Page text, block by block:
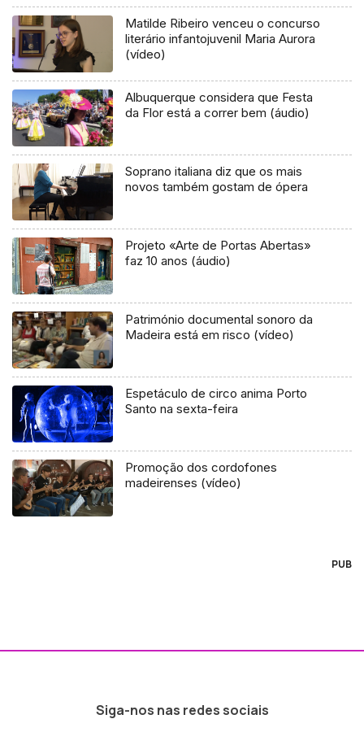
Matilde Ribeiro venceu o concurso
literário infantojuvenil Maria Aurora
(vídeo)
Albuquerque considera que Festa
da Flor está a correr bem (áudio)
Soprano italiana diz que os mais
novos também gostam de ópera
Projeto «Arte de Portas Abertas»
faz 10 anos (áudio)
Património documental sonoro da
Madeira está em risco (vídeo)
Espetáculo de circo anima Porto
Santo na sexta-feira
Promoção dos cordofones
madeirenses (vídeo)
PUB
Siga-nos nas redes sociais